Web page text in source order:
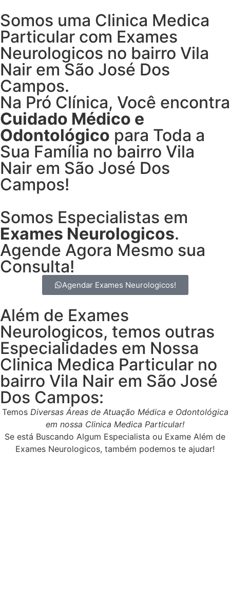
Somos uma Clinica Medica
Particular com Exames
Neurologicos no bairro Vila
Nair em São José Dos
Campos.
Na Pró Clínica, Você encontra
Cuidado Médico e
Odontológico para Toda a
Sua Família no bairro Vila
Nair em São José Dos
Campos!
Somos Especialistas em
Exames Neurologicos.
Agende Agora Mesmo sua
Consulta!
Agendar Exames Neurologicos!
Além de Exames
Neurologicos, temos outras
Especialidades em Nossa
Clinica Medica Particular no
bairro Vila Nair em São José
Dos Campos:
Temos Diversas Áreas de Atuação Médica e Odontológica
em nossa Clinica Medica Particular!
Se está Buscando Algum Especialista ou Exame Além de
Exames Neurologicos, também podemos te ajudar!